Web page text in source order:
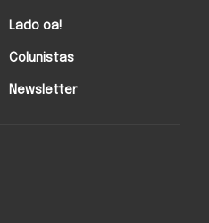
Lado oa!
Colunistas
Newsletter